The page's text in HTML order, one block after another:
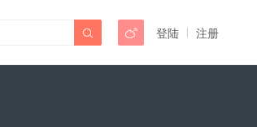
登陆 注册

